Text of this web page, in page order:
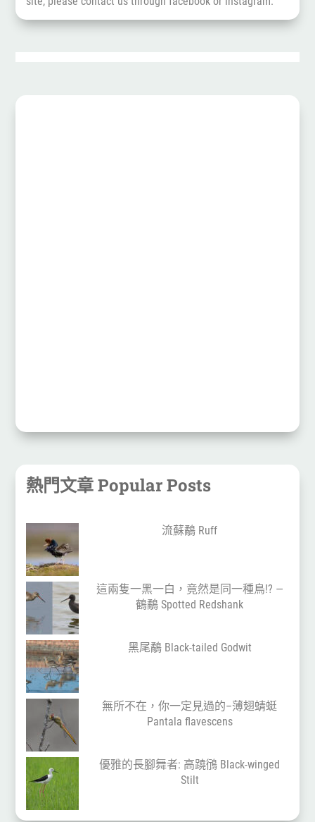
熱門文章 Popular Posts
流蘇鷸 Ruff
這兩隻一黑一白，竟然是同一種鳥!? —
鶴鷸 Spotted Redshank
黑尾鷸 Black-tailed Godwit
無所不在，你一定見過的–薄翅蜻蜓
Pantala flavescens
優雅的長腳舞者: 高蹺鴴 Black-winged
Stilt